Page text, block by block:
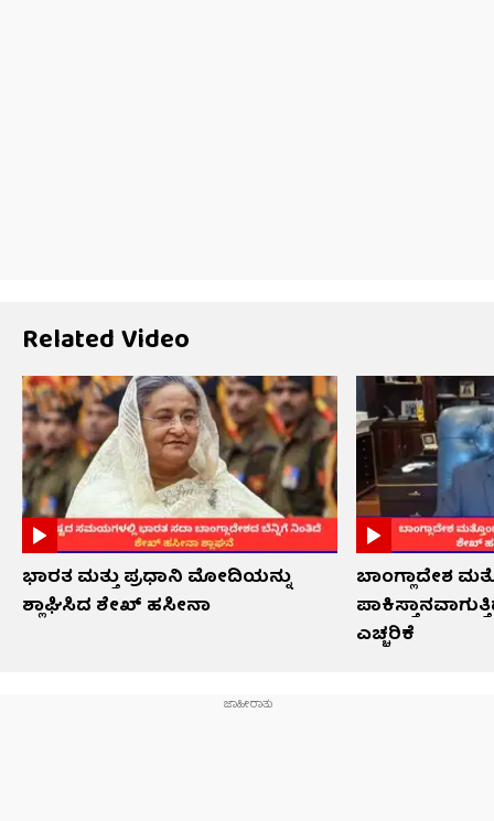
Related Video
ಭಾರತ ಮತ್ತು ಪ್ರಧಾನಿ ಮೋದಿಯನ್ನು
ಶ್ಲಾಘಿಸಿದ ಶೇಖ್ ಹಸೀನಾ
ಬಾಂಗ್ಲಾದೇಶ
ಎಚ್ಚರಿಕೆ